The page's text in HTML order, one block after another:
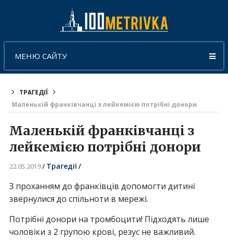
МЕНЮ САЙТУ
ТРАГЕДІЇ
Маленькій франківчанці з лейкемією потрібні донори
Маленькій франківчанці з
лейкемією потрібні донори
22.05.2019/ Трагедії/
З проханням до франківців допомогти дитині
звернулися до спільноти в мережі.
Потрібні донори на тромбоцити! Підходять лише
чоловіки з 2 групою крові, резус не важливий.